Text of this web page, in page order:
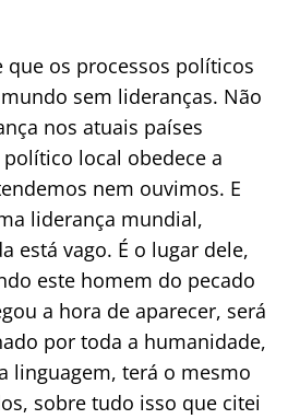
que os processos políticos
sem lideranças. Não
nos atuais países
local obedece a
nem ouvimos. E
liderança mundial,
está vago. É o lugar dele,
este homem do pecado
a hora de aparecer, será
por toda a humanidade,
linguagem, terá o mesmo
sobre tudo isso que citei